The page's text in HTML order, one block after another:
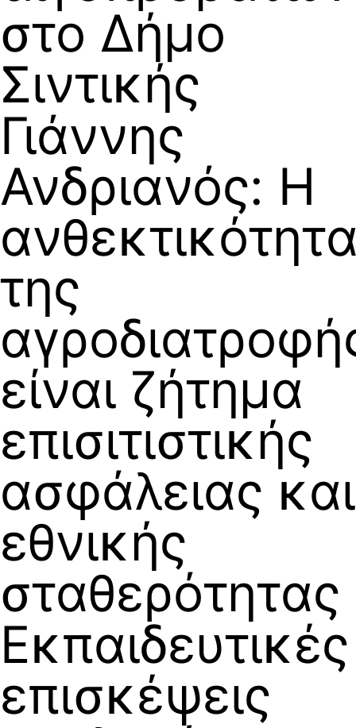
στο Δήμο
Σιντικής
Γιάννης
Ανδριανός: Η
της
είναι ζήτημα
επισιτιστικής
ασφάλειας και
εθνικής
σταθερότητας
Εκπαιδευτικές
επισκέψεις